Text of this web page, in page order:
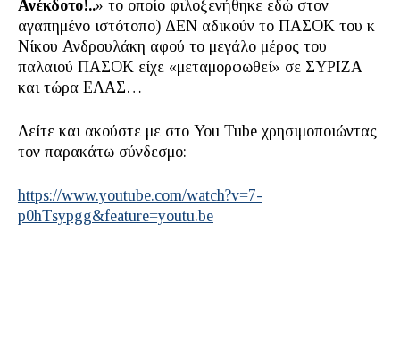
Ανέκδοτο!..» το οποίο φιλοξενήθηκε εδώ στον
αγαπημένο ιστότοπο) ΔΕΝ αδικούν το ΠΑΣΟΚ του κ
Νίκου Ανδρουλάκη αφού το μεγάλο μέρος του
παλαιού ΠΑΣΟΚ είχε «μεταμορφωθεί» σε ΣΥΡΙΖΑ
και τώρα ΕΛΑΣ…
Δείτε και ακούστε με στο You Tube χρησιμοποιώντας
τον παρακάτω σύνδεσμο:
https://www.youtube.com/watch?v=7-
p0hTsypgg&feature=youtu.be